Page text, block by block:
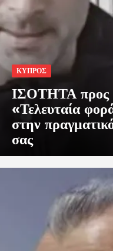
ΚΥΠΡΟΣ
ΙΣΟΤΗΤΑ προς
«Τελευταία
στην
σας